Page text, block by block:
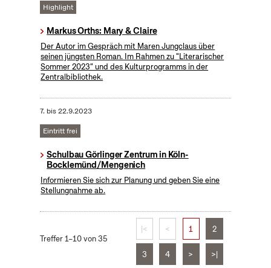
Highlight
Markus Orths: Mary & Claire
Der Autor im Gespräch mit Maren Jungclaus über
seinen jüngsten Roman. Im Rahmen zu "Literarischer
Sommer 2023" und des Kulturprogramms in der
Zentralbibliothek.
7. bis22.9.2023
Eintritt frei
Schulbau Görlinger Zentrum in Köln-
Bocklemünd/Mengenich
Informieren Sie sich zur Planung und geben Sie eine
Stellungnahme ab.
Treffer 1–10 von 35
|< < 1 2
3 4 > >|